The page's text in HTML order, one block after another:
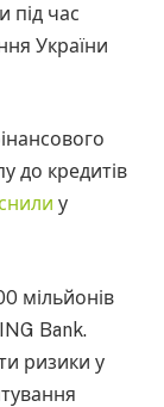
під час
України
до кредитів
у
мільйонів
Bank.
ризики у